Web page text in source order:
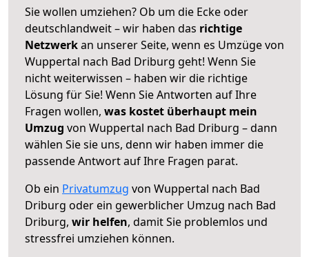
Sie wollen umziehen? Ob um die Ecke oder
deutschlandweit – wir haben das richtige
Netzwerkan unserer Seite, wenn es Umzüge von
Wuppertal nach Bad Driburg geht! Wenn Sie
nicht weiterwissen – haben wir die richtige
Lösung für Sie! Wenn Sie Antworten auf Ihre
Fragen wollen, was kostet überhaupt mein
Umzug von Wuppertal nach Bad Driburg – dann
wählen Sie sie uns, denn wir haben immer die
passende Antwort auf Ihre Fragen parat.
Ob ein Privatumzug von Wuppertal nach Bad
Driburg oder ein gewerblicher Umzug nach Bad
Driburg, wir helfen, damit Sie problemlos und
stressfrei umziehen können.